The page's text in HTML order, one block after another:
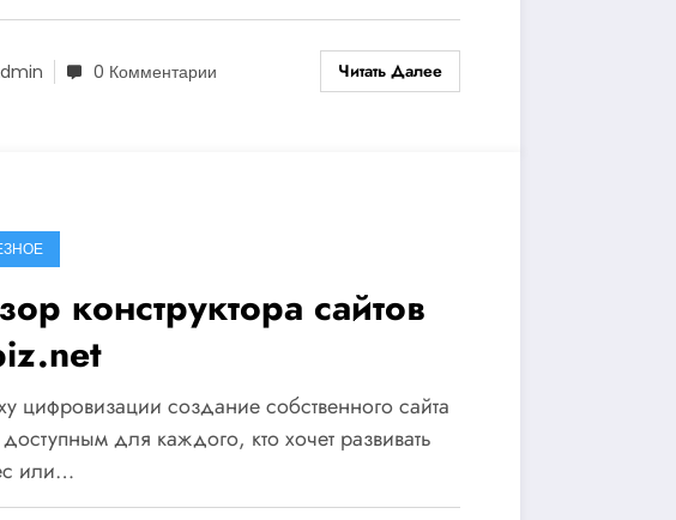
0 Комментарии Читать Далее
конструктора сайтов
цифровизации создание собственного сайта
для каждого, кто хочет развивать
или…